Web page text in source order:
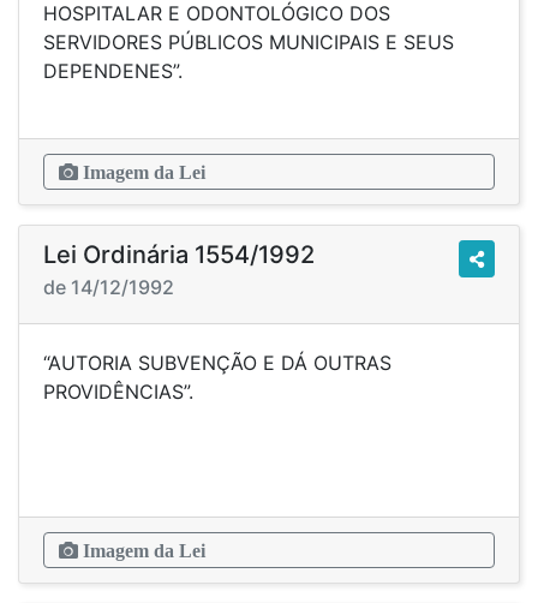
HOSPITALAR E ODONTOLÓGICO DOS
SERVIDORES PÚBLICOS MUNICIPAIS E SEUS
DEPENDENES”.
Imagem da Lei
Lei Ordinária 1554/1992
de 14/12/1992
“AUTORIA SUBVENÇÃO E DÁ OUTRAS
PROVIDÊNCIAS”.
Imagem da Lei